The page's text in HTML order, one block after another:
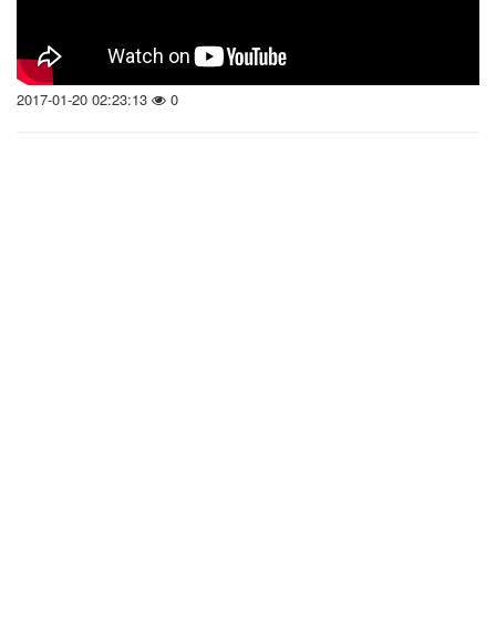
2017-01-20 02:23:13 0